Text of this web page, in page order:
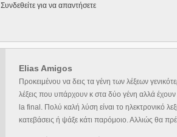
Συνδεθείτε για να απαντήσετε
Elias Amigos
Προκειμένου να δεις τα γένη των λέξεων
λέξεις που υπάρχουν κ στα δύο γένη αλλά
la final. Πολύ καλή λύση είναι το ηλεκτρονικό
κατεβάσεις ή ψάξε κάτι παρόμοιο. Αλλιώς θα